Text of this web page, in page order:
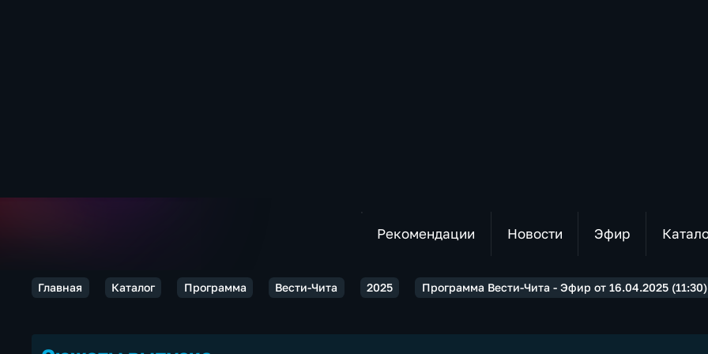
Рекомендации Новости Эфир
Главная Каталог Программа Вести-Чита 2025 Программа Вести-Чита - Эфир от 16.04.2025 (11:30)